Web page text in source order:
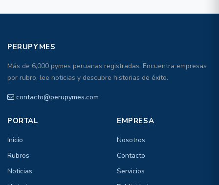
PERUPYMES
Más de 6,000 pymes peruanas registradas. Encuentra empresas
por rubro, lee noticias y descubre historias de éxito.
contacto@perupymes.com
PORTAL
Inicio
Rubros
Noticias
EMPRESA
Nosotros
Contacto
Servicios